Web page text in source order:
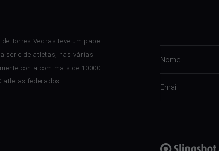
Torres Vedras teve um papel
série de atletas, nas várias
conta com mais de 10000
atletas federados.